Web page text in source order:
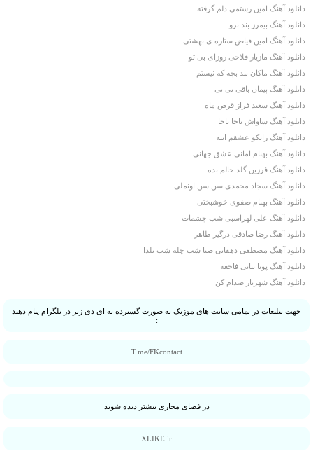
دانلود آهنگ امین رستمی دلم گرفته
دانلود آهنگ بیمرز بند برو
دانلود آهنگ امین فیاض ستاره ی بهشتی
دانلود آهنگ مازیار فلاحی روزای بی تو
دانلود آهنگ ماکان بند بچه که نیستم
دانلود آهنگ پیمان باقی تی تی
دانلود آهنگ سعید فراز قرص ماه
دانلود آهنگ ساواش باخا باخا
دانلود آهنگ زانکو عشقم اینه
دانلود آهنگ بهنام امانی عشق جهانی
دانلود آهنگ فرزین گلد حالم بده
دانلود آهنگ سجاد محمدی سن سن اونملی
دانلود آهنگ بهنام صفوی خوشبختی
دانلود آهنگ علی لهراسبی شب چشمات
دانلود آهنگ رضا صادقی درگیر ظاهر
دانلود آهنگ مصطفی دهقانی صبا شب چله شب یلدا
دانلود آهنگ پویا بیاتی فاجعه
دانلود آهنگ شهریار صدام کن
جهت تبلیغات در تمامی سایت های موزیک به صورت گسترده به ای دی زیر در تلگرام پیام دهید
:
T.me/FKcontact
در فضای مجازی بیشتر دیده شوید
XLIKE.ir